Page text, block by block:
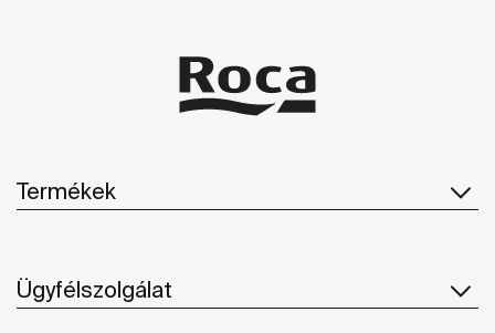
Termékek
Ügyfélszolgálat